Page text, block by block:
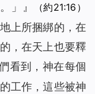
」
』 （約21:16）
上所捆綁的，在
，在天上也要釋
看到，神在每個
工作，這些被神